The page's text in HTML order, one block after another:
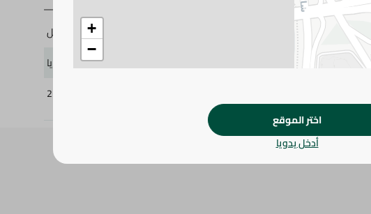
المواصفات
الحجم
براند
هيمالايا
255918
+
−
اختر الموقع
أدخل يدويا